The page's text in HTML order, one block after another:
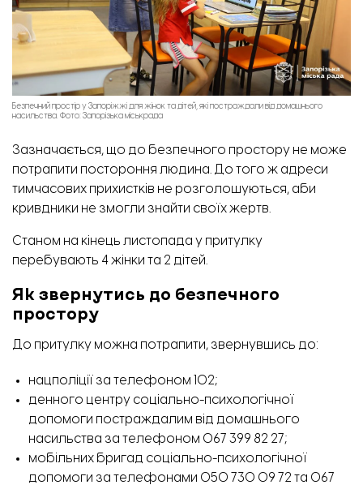
Безпечний простір у Запоріжжі для жінок та дітей, які постраждали від домашнього
насильства. Фото: Запорізька міськрада
Зазначається, що до безпечного простору не може
потрапити постороння людина. До того ж адреси
тимчасових прихистків не розголошуються, аби
кривдники не змогли знайти своїх жертв.
Станом на кінець листопада у притулку
перебувають 4 жінки та 2 дітей.
Як звернутись до безпечного
простору
До притулку можна потрапити, звернувшись до:
нацполіції за телефоном 102;
денного центру соціально-психологічної
допомоги постраждалим від домашнього
насильства за телефоном 067 399 82 27;
мобільних бригад соціально-психологічної
допомоги за телефонами 050 730 09 72 та 067